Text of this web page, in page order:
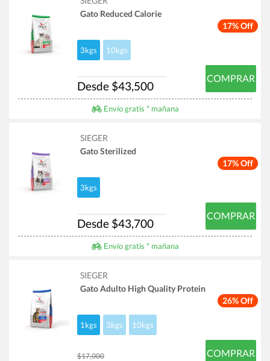
17% Off
Gato Reduced Calorie
3kgs 10kgs
Desde $43,500
COMPRAR
Envío gratis * mañana
17% Off
SIEGER
Gato Sterilized
3kgs
Desde $43,700
COMPRAR
Envío gratis * mañana
26% Off
SIEGER
Gato Adulto High Quality Protein
1kgs 3kgs 10kgs
$17,000 COMPRAR